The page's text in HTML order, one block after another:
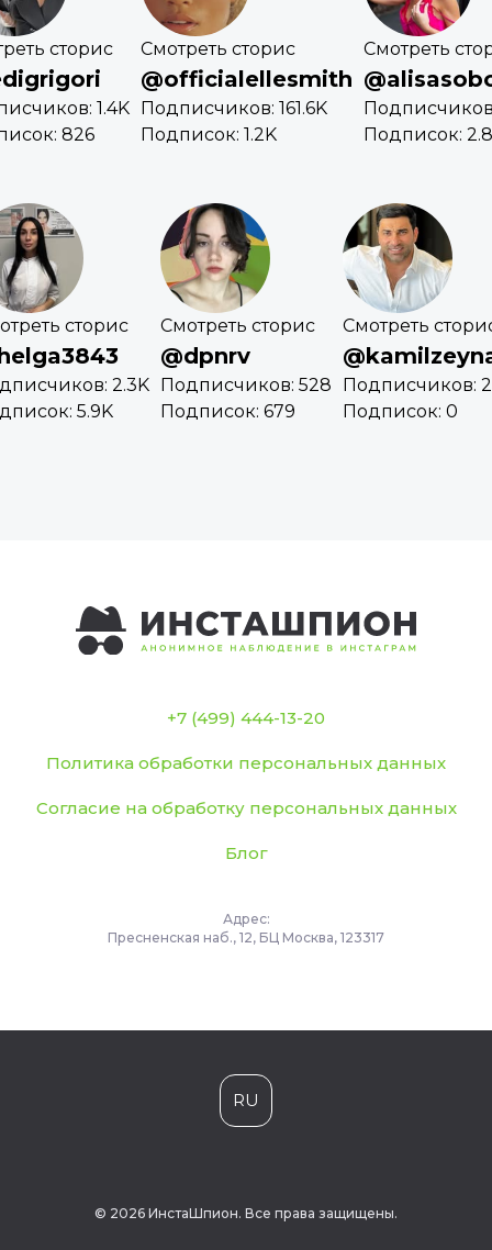
сторис
1.4K
826
Смотреть сторис
@officialellesmith
Подписчиков: 161.6K
Подписок: 1.2K
Смотреть
Подписок:
сторис
2.3K
5.9K
Смотреть сторис
@dpnrv
Подписчиков: 528
Подписок: 679
Смотреть
Подписчиков:
Подписок: 0
+7 (499) 444-13-20
Политика обработки персональных данных
Согласие на обработку персональных данных
Блог
Адрес:
Пресненская наб., 12, БЦ Москва, 123317
RU
© 2026 ИнстаШпион. Все права защищены.